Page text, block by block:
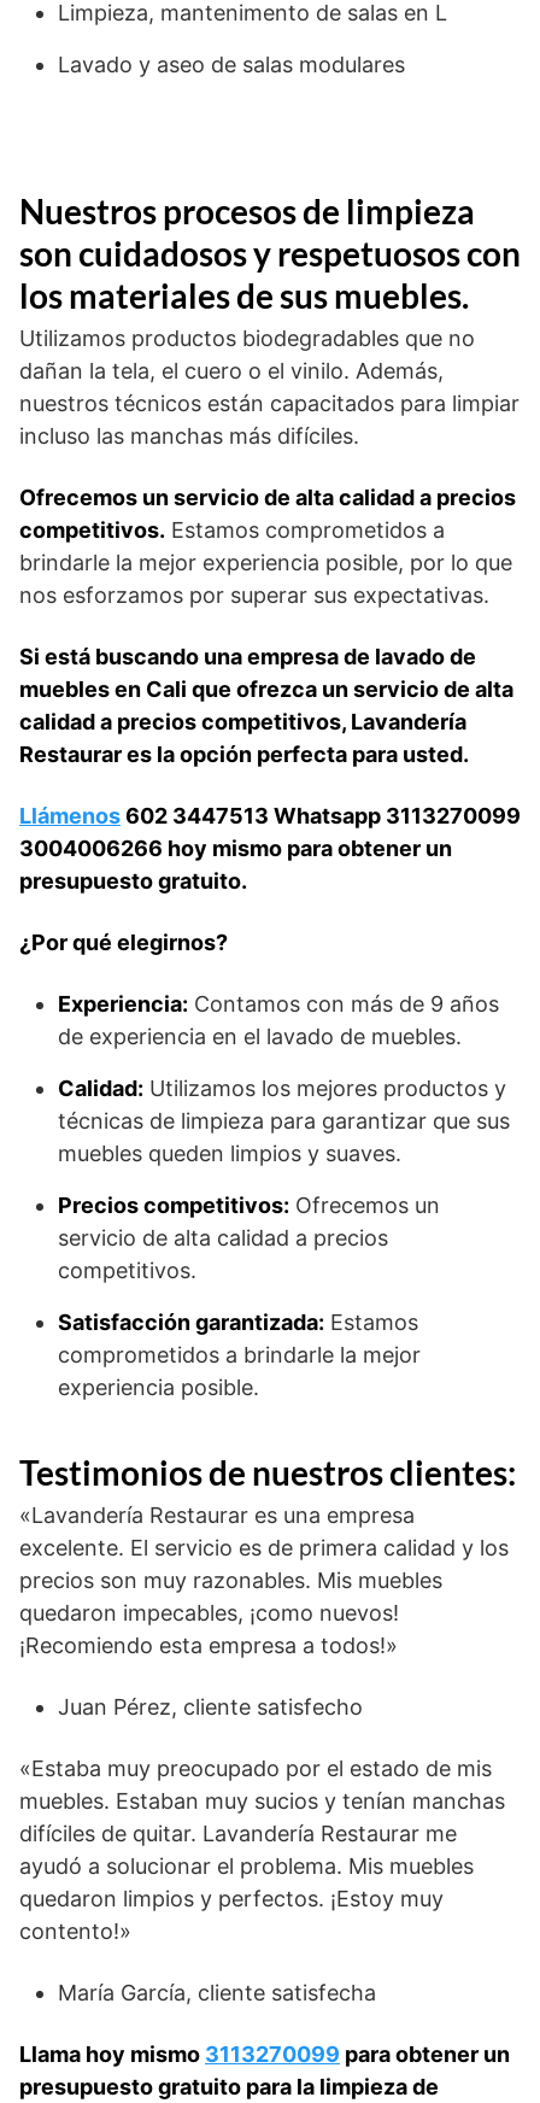
Limpieza, mantenimento de salas en L
Lavado y aseo de salas modulares
Nuestros procesos de limpieza
son cuidadosos y respetuosos con
los materiales de sus muebles.
Utilizamos productos biodegradables que no
dañan la tela, el cuero o el vinilo. Además,
nuestros técnicos están capacitados para limpiar
incluso las manchas más difíciles.
Ofrecemos un servicio de alta calidad a precios
competitivos. Estamos comprometidos a
brindarle la mejor experiencia posible, por lo que
nos esforzamos por superar sus expectativas.
Si está buscando una empresa de lavado de
muebles en Cali que ofrezca un servicio de alta
calidad a precios competitivos, Lavandería
Restaurar es la opción perfecta para usted.
Llámenos602 3447513 Whatsapp 3113270099
3004006266 hoy mismo para obtener un
presupuesto gratuito.
¿Por qué elegirnos?
Experiencia: Contamos con más de 9 años
de experiencia en el lavado de muebles.
Calidad: Utilizamos los mejores productos y
técnicas de limpieza para garantizar que sus
muebles queden limpios y suaves.
Precios competitivos: Ofrecemos un
servicio de alta calidad a precios
competitivos.
Satisfacción garantizada: Estamos
comprometidos a brindarle la mejor
experiencia posible.
Testimonios de nuestros clientes:
«Lavandería Restaurar es una empresa
excelente. El servicio es de primera calidad y los
precios son muy razonables. Mis muebles
quedaron impecables, ¡como nuevos!
¡Recomiendo esta empresa a todos!»
Juan Pérez, cliente satisfecho
«Estaba muy preocupado por el estado de mis
muebles. Estaban muy sucios y tenían manchas
difíciles de quitar. Lavandería Restaurar me
ayudó a solucionar el problema. Mis muebles
quedaron limpios y perfectos. ¡Estoy muy
contento!»
María García, cliente satisfecha
Llama hoy mismo 3113270099 para obtener un
presupuesto gratuito para la limpieza de